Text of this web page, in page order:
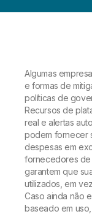
Algumas
e formas de
políticas de
Recursos de
real e alertas
podem fornecer
despesas em
fornecedores
garantem que
utilizados, em
Caso ainda não
baseado em